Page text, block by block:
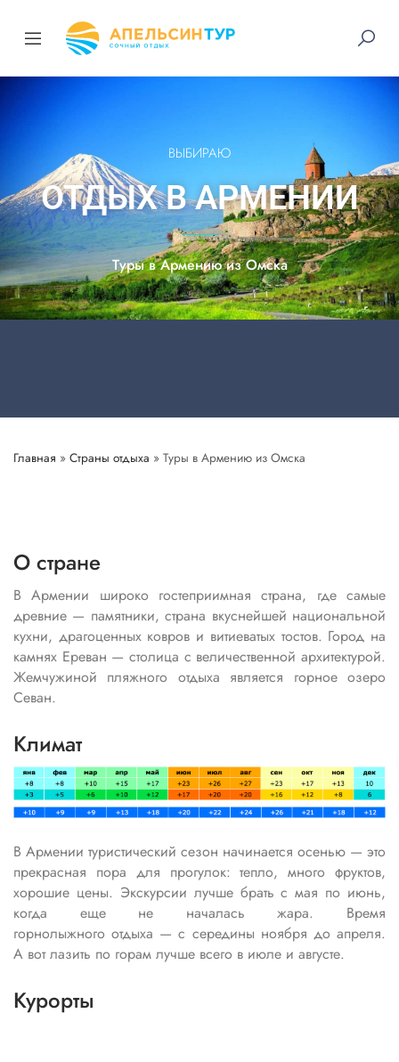
ВЫБИРАЮ
ОТДЫХ В АРМЕНИИ
Туры в Армению из Омска
Главная » Страны отдыха » Туры в Армению из Омска
О стране
В Армении широко гостеприимная страна, где самые
древние — памятники, страна вкуснейшей национальной
кухни, драгоценных ковров и витиеватых тостов. Город на
камнях Ереван — столица с величественной архитектурой.
Жемчужиной пляжного отдыха является горное озеро
Севан.
Климат
В Армении туристический сезон начинается осенью — это
прекрасная пора для прогулок: тепло, много фруктов,
хорошие цены. Экскурсии лучше брать с мая по июнь,
когда еще не началась жара. Время
горнолыжного отдыха — с середины ноября до апреля.
А вот лазить по горам лучше всего в июле и августе.
Курорты